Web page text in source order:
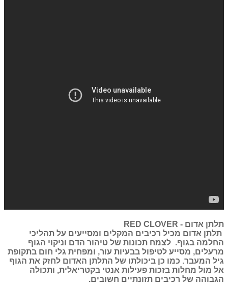
תלתן אדום - RED CLOVER
תלתן אדום מכיל רכיבים המקלים ומסייעים על תהליכי
החלמה בגוף. לצמח תכונות של טיהור הדם וניקוי הגוף
מרעלים, מסייע לטיפול בבעיות עור, ומפחית גלי חום בתקופת
גיל המעבר. כמו כן ביכולתו של התלתן האדום לחזק את הגוף
אל מול מחלות בזכות פעילות אנטי בקטריאלית, ותכולה
הגבוהה של רכיבים תזונתיים חשובים.